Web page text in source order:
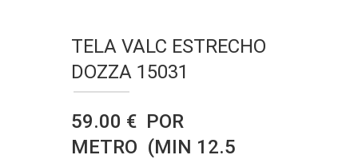
TELA VALC ESTRECHO
DOZZA 15031
59.00 € POR
METRO (MIN 12.5